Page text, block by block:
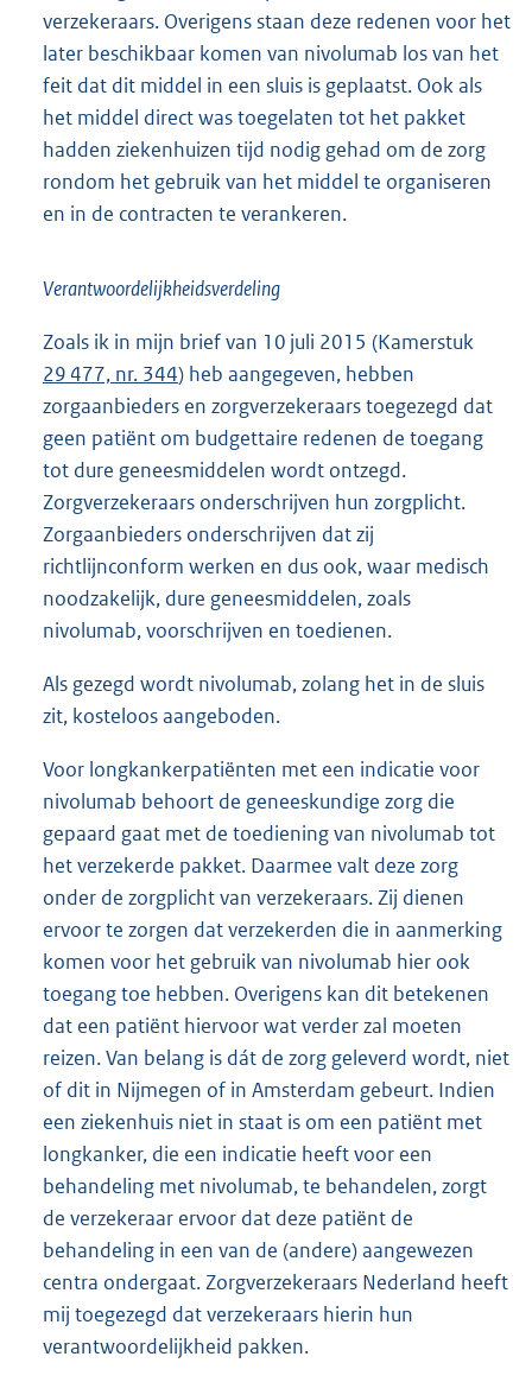
verzekeraars. Overigens staan deze redenen voor het
later beschikbaar komen van nivolumab los van het
feit dat dit middel in een sluis is geplaatst. Ook als
het middel direct was toegelaten tot het pakket
hadden ziekenhuizen tijd nodig gehad om de zorg
rondom het gebruik van het middel te organiseren
en in de contracten te verankeren.
Verantwoordelijkheidsverdeling
Zoals ik in mijn brief van 10 juli 2015 (Kamerstuk
29 477, nr. 344) heb aangegeven, hebben
zorgaanbieders en zorgverzekeraars toegezegd dat
geen patiënt om budgettaire redenen de toegang
tot dure geneesmiddelen wordt ontzegd.
Zorgverzekeraars onderschrijven hun zorgplicht.
Zorgaanbieders onderschrijven dat zij
richtlijnconform werken en dus ook, waar medisch
noodzakelijk, dure geneesmiddelen, zoals
nivolumab, voorschrijven en toedienen.
Als gezegd wordt nivolumab, zolang het in de sluis
zit, kosteloos aangeboden.
Voor longkankerpatiënten met een indicatie voor
nivolumab behoort de geneeskundige zorg die
gepaard gaat met de toediening van nivolumab tot
het verzekerde pakket. Daarmee valt deze zorg
onder de zorgplicht van verzekeraars. Zij dienen
ervoor te zorgen dat verzekerden die in aanmerking
komen voor het gebruik van nivolumab hier ook
toegang toe hebben. Overigens kan dit betekenen
dat een patiënt hiervoor wat verder zal moeten
reizen. Van belang is dát de zorg geleverd wordt, niet
of dit in Nijmegen of in Amsterdam gebeurt. Indien
een ziekenhuis niet in staat is om een patiënt met
longkanker, die een indicatie heeft voor een
behandeling met nivolumab, te behandelen, zorgt
de verzekeraar ervoor dat deze patiënt de
behandeling in een van de (andere) aangewezen
centra ondergaat. Zorgverzekeraars Nederland heeft
mij toegezegd dat verzekeraars hierin hun
verantwoordelijkheid pakken.